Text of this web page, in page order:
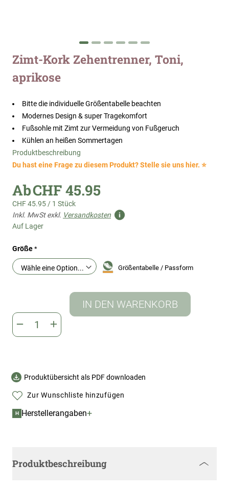
Zum
Anfang
der
Bildergalerie
Zimt-Kork Zehentrenner, Toni,
aprikose
Bitte die individuelle Größentabelle beachten
Modernes Design & super Tragekomfort
Fußsohle mit Zimt zur Vermeidung von Fußgeruch
Kühlen an heißen Sommertagen
Produktbeschreibung
Du hast eine Frage zu diesem Produkt? Stelle sie uns hier. ⭐
AbCHF 45.95
CHF 45.95 / 1 Stück
Inkl. MwSt exkl. Versandkosten
Auf Lager
Größe
Größentabelle / Passform
IN DEN WARENKORB
Produktübersicht als PDF downloaden
Zur Wunschliste hinzufügen
H Herstellerangaben+
Produktbeschreibung